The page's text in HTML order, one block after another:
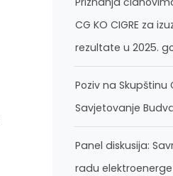
CG KO CIGRE za
rezultate u 2025.
Poziv na Skupštinu
Savjetovanje
Panel diskusija:
radu